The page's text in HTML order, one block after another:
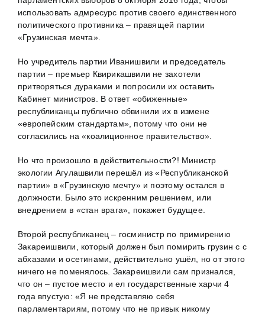
использовать адмресурс против своего единственного
политического противника – правящей партии
«Грузинская мечта».
Но учредитель партии Иванишвили и председатель
партии – премьер Квирикашвили не захотели
притворяться дураками и попросили их оставить
Кабинет министров. В ответ «обиженные»
республиканцы публично обвинили их в измене
«европейским стандартам», потому что они не
согласились на «коалиционное правительство».
Но что произошло в действительности?! Министр
экологии Агулашвили перешёл из «Республиканской
партии» в «Грузинскую мечту» и поэтому остался в
должности. Было это искренним решением, или
внедрением в «стан врага», покажет будущее.
Второй республиканец – госминистр по примирению
Закареишвили, который должен был помирить грузин с с
абхазами и осетинами, действительно ушёл, но от этого
ничего не поменялось. Закареишвили сам признался,
что он – пустое место и ел государственные харчи 4
года впустую: «Я не представляю себя
парламентариям, потому что не привык никому